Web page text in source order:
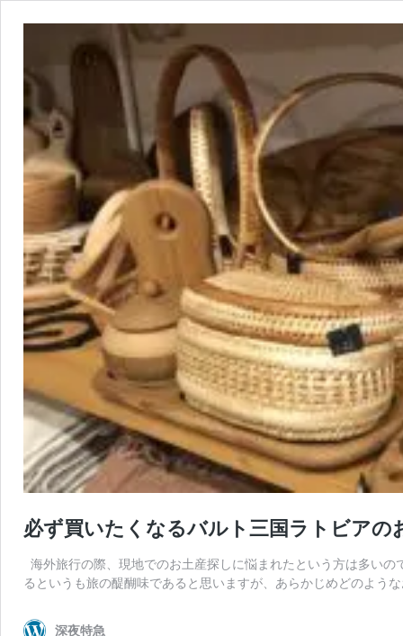
必ず買いたくなるバルト三国ラトビアの
海外旅行の際、現地でのお土産探しに悩まれたという方は多い
るというも旅の醍醐味であると思いますが、あらかじめどのよう
深夜特急